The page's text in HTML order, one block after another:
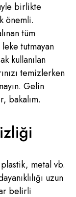
birlikte
önemli.
tüm
tutmayan
kullanılan
temizlerken
Gelin
bakalım.
metal vb.
uzun
belirli